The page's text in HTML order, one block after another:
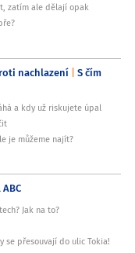
zatím ale dělají opak
nachlazení S čím
a kdy už riskujete úpal
je můžeme najít?
Jak na to?
se přesouvají do ulic Tokia!